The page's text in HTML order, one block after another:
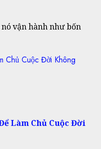
vận hành như bốn
Chủ Cuộc Đời Không
Làm Chủ Cuộc Đời